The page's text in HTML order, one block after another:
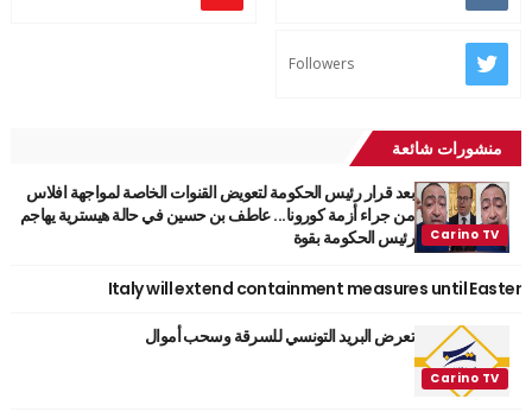
Followers
منشورات شائعة
بعد قرار رئيس الحكومة لتعويض القنوات الخاصة لمواجهة افلاس
من جراء أزمة كورونا... عاطف بن حسين في حالة هيسترية يهاجم
رئيس الحكومة بقوة
Italy will extend containment measures until Easter
تعرض البريد التونسي للسرقة وسحب أموال